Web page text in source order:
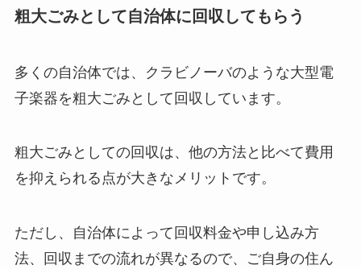
粗大ごみとして自治体に回収してもらう
多くの自治体では、クラビノーバのような大型電
子楽器を粗大ごみとして回収しています。
粗大ごみとしての回収は、他の方法と比べて費用
を抑えられる点が大きなメリットです。
ただし、自治体によって回収料金や申し込み方
法、回収までの流れが異なるので、ご自身の住ん